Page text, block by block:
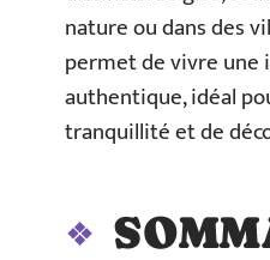
nature ou dans des
permet de vivre une
authentique, idéal
tranquillité et de